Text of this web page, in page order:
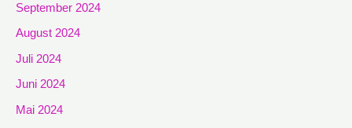
September 2024
August 2024
Juli 2024
Juni 2024
Mai 2024